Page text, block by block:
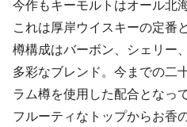
今作もキーモルトはオール北
これは厚岸ウイスキーの定番
樽構成はバーボン、シェリー
多彩なブレンド。今までの二
ラム樽を使用した配合となっ
フルーティなトップからお香